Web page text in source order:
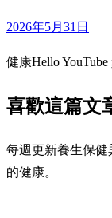
2026年5月31日
健康Hello YouTube
喜歡這篇文
每週更新養生保健
的健康。